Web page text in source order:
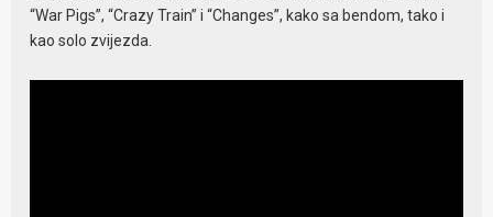
“War Pigs”, “Crazy Train” i “Changes”, kako sa bendom, tako i
kao solo zvijezda.